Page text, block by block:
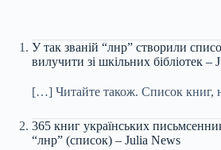
У так званій “лнр” створили
вилучити зі шкільних бібліотек –
[…] Читайте також. Список книг,
365 книг українських
“лнр” (список) – Julia News